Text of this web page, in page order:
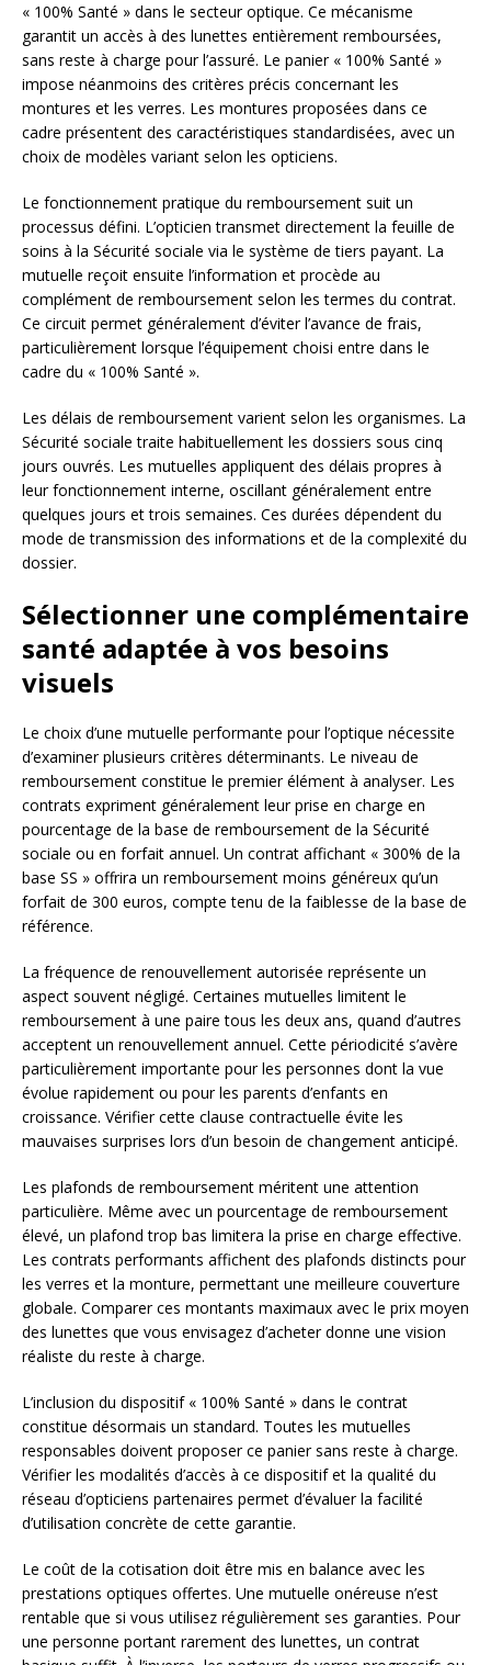
« 100% Santé » dans le secteur optique. Ce mécanisme
garantit un accès à des lunettes entièrement remboursées,
sans reste à charge pour l’assuré. Le panier « 100% Santé »
impose néanmoins des critères précis concernant les
montures et les verres. Les montures proposées dans ce
cadre présentent des caractéristiques standardisées, avec un
choix de modèles variant selon les opticiens.
Le fonctionnement pratique du remboursement suit un
processus défini. L’opticien transmet directement la feuille de
soins à la Sécurité sociale via le système de tiers payant. La
mutuelle reçoit ensuite l’information et procède au
complément de remboursement selon les termes du contrat.
Ce circuit permet généralement d’éviter l’avance de frais,
particulièrement lorsque l’équipement choisi entre dans le
cadre du « 100% Santé ».
Les délais de remboursement varient selon les organismes. La
Sécurité sociale traite habituellement les dossiers sous cinq
jours ouvrés. Les mutuelles appliquent des délais propres à
leur fonctionnement interne, oscillant généralement entre
quelques jours et trois semaines. Ces durées dépendent du
mode de transmission des informations et de la complexité du
dossier.
Sélectionner une complémentaire
santé adaptée à vos besoins
visuels
Le choix d’une mutuelle performante pour l’optique nécessite
d’examiner plusieurs critères déterminants. Le niveau de
remboursement constitue le premier élément à analyser. Les
contrats expriment généralement leur prise en charge en
pourcentage de la base de remboursement de la Sécurité
sociale ou en forfait annuel. Un contrat affichant « 300% de la
base SS » offrira un remboursement moins généreux qu’un
forfait de 300 euros, compte tenu de la faiblesse de la base de
référence.
La fréquence de renouvellement autorisée représente un
aspect souvent négligé. Certaines mutuelles limitent le
remboursement à une paire tous les deux ans, quand d’autres
acceptent un renouvellement annuel. Cette périodicité s’avère
particulièrement importante pour les personnes dont la vue
évolue rapidement ou pour les parents d’enfants en
croissance. Vérifier cette clause contractuelle évite les
mauvaises surprises lors d’un besoin de changement anticipé.
Les plafonds de remboursement méritent une attention
particulière. Même avec un pourcentage de remboursement
élevé, un plafond trop bas limitera la prise en charge effective.
Les contrats performants affichent des plafonds distincts pour
les verres et la monture, permettant une meilleure couverture
globale. Comparer ces montants maximaux avec le prix moyen
des lunettes que vous envisagez d’acheter donne une vision
réaliste du reste à charge.
L’inclusion du dispositif « 100% Santé » dans le contrat
constitue désormais un standard. Toutes les mutuelles
responsables doivent proposer ce panier sans reste à charge.
Vérifier les modalités d’accès à ce dispositif et la qualité du
réseau d’opticiens partenaires permet d’évaluer la facilité
d’utilisation concrète de cette garantie.
Le coût de la cotisation doit être mis en balance avec les
prestations optiques offertes. Une mutuelle onéreuse n’est
rentable que si vous utilisez régulièrement ses garanties. Pour
une personne portant rarement des lunettes, un contrat